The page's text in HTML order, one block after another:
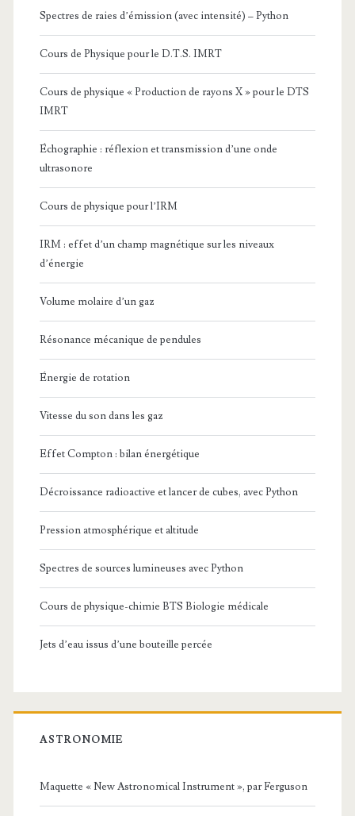
Spectres de raies d’émission (avec intensité) – Python
Cours de Physique pour le D.T.S. IMRT
Cours de physique « Production de rayons X » pour le DTS
IMRT
Échographie : réflexion et transmission d’une onde
ultrasonore
Cours de physique pour l’IRM
IRM : effet d’un champ magnétique sur les niveaux
d’énergie
Volume molaire d’un gaz
Résonance mécanique de pendules
Énergie de rotation
Vitesse du son dans les gaz
Effet Compton : bilan énergétique
Décroissance radioactive et lancer de cubes, avec Python
Pression atmosphérique et altitude
Spectres de sources lumineuses avec Python
Cours de physique-chimie BTS Biologie médicale
Jets d’eau issus d’une bouteille percée
ASTRONOMIE
Maquette « New Astronomical Instrument », par Ferguson